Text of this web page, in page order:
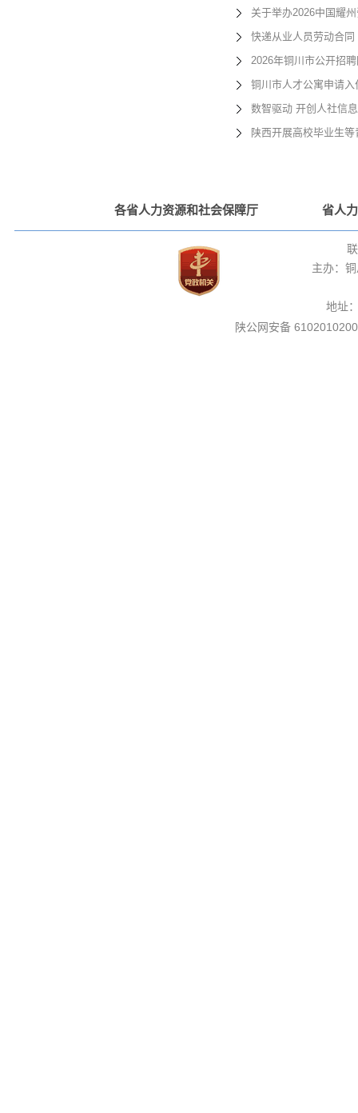
关于举办2026中国耀
快递从业人员劳动合同
2026年铜川市公开招
铜川市人才公寓申请
数智驱动 开创人社信
陕西开展高校毕业生
各省人力资源和社会保障厅 省人
主办：
地址
陕公网安备